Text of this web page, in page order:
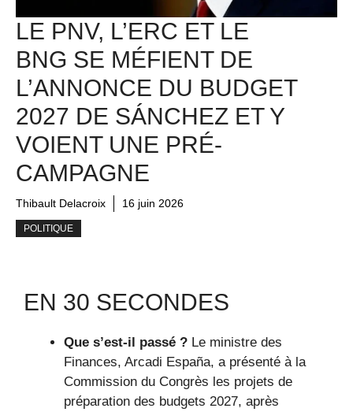
LE PNV, L’ERC ET LE
BNG SE MÉFIENT DE
L’ANNONCE DU BUDGET
2027 DE SÁNCHEZ ET Y
VOIENT UNE PRÉ-
CAMPAGNE
Thibault Delacroix 16 juin 2026
POLITIQUE
EN 30 SECONDES
Que s’est-il passé ? Le ministre des
Finances, Arcadi España, a présenté à la
Commission du Congrès les projets de
préparation des budgets 2027, après